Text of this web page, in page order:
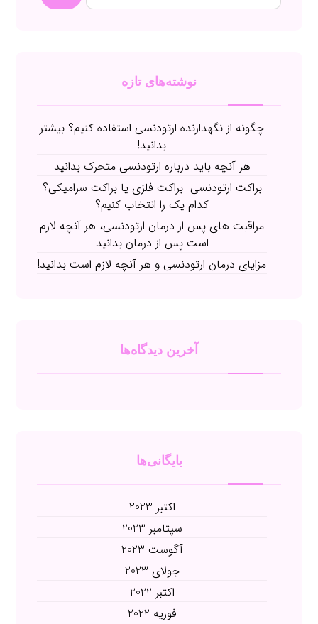
نوشته‌های تازه
چگونه از نگهدارنده ارتودنسی استفاده کنیم؟ بیشتر
بدانید!
هر آنچه باید درباره ارتودنسی متحرک بدانید
براکت ارتودنسی- براکت فلزی یا براکت سرامیکی؟
کدام یک را انتخاب کنیم؟
مراقبت های پس از درمان ارتودنسی، هر آنچه لازم
است پس از درمان بدانید
مزایای درمان ارتودنسی و هر آنچه لازم است بدانید!
آخرین دیدگاه‌ها
بایگانی‌ها
اکتبر 2023
سپتامبر 2023
آگوست 2023
جولای 2023
اکتبر 2022
فوریه 2022